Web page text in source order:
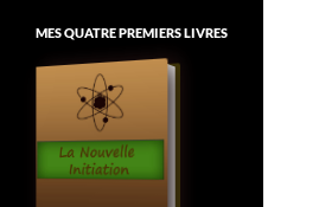
MES QUATRE PREMIERS LIVRES